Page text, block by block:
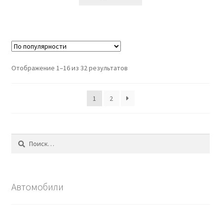
Отображение 1–16 из 32 результатов
1 2
Найти:
Автомобили